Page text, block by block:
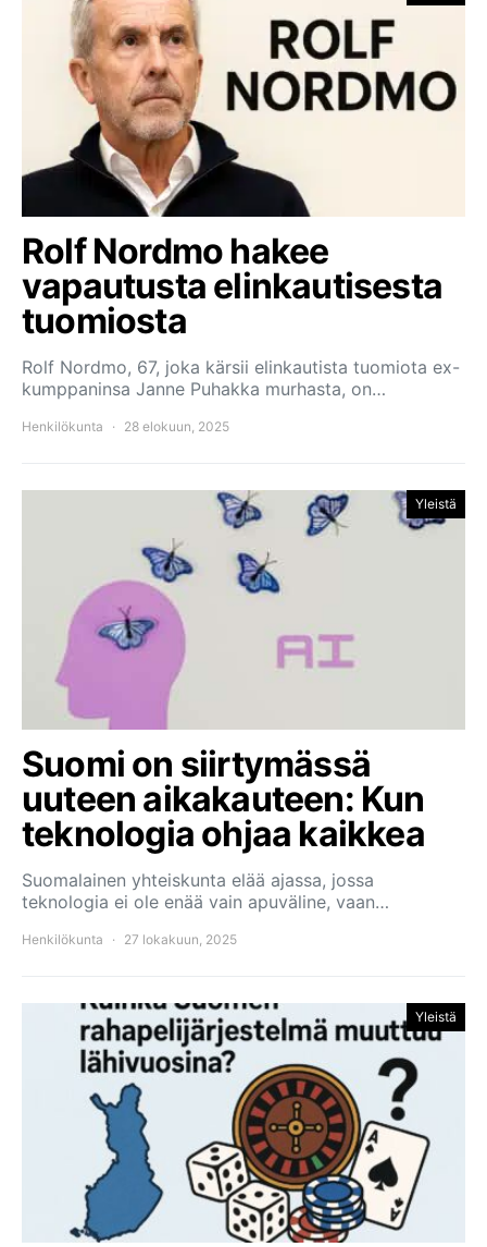
Rolf Nordmo hakee
vapautusta elinkautisesta
tuomiosta
Rolf Nordmo, 67, joka kärsii elinkautista tuomiota ex-
kumppaninsa Janne Puhakka murhasta, on…
Henkilökunta 28 elokuun, 2025
Yleistä
Suomi on siirtymässä
uuteen aikakauteen: Kun
teknologia ohjaa kaikkea
Suomalainen yhteiskunta elää ajassa, jossa
teknologia ei ole enää vain apuväline, vaan…
Henkilökunta 27 lokakuun, 2025
Yleistä